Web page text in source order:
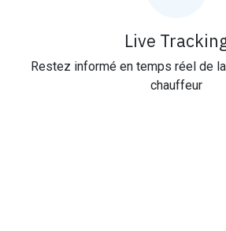
Live
Restez informé en temps réel de
chauffeur